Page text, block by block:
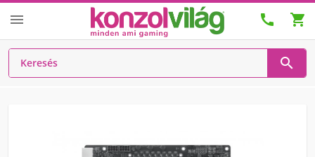
  
